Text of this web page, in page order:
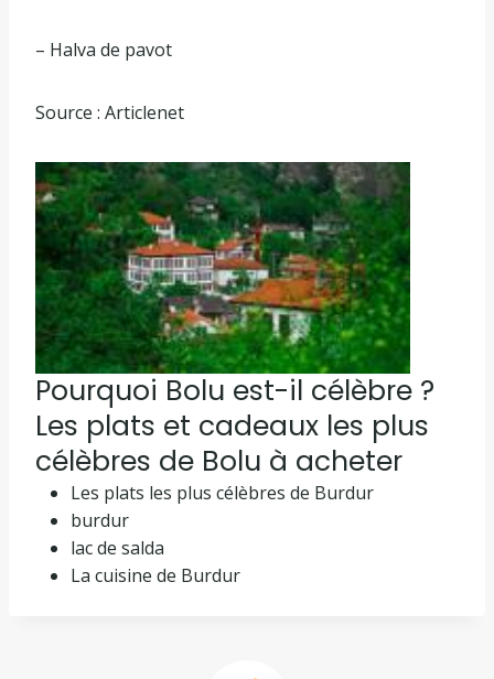
– Halva de pavot
Source : Articlenet
Pourquoi Bolu est-il célèbre ?
Les plats et cadeaux les plus
célèbres de Bolu à acheter
Les plats les plus célèbres de Burdur
burdur
lac de salda
La cuisine de Burdur